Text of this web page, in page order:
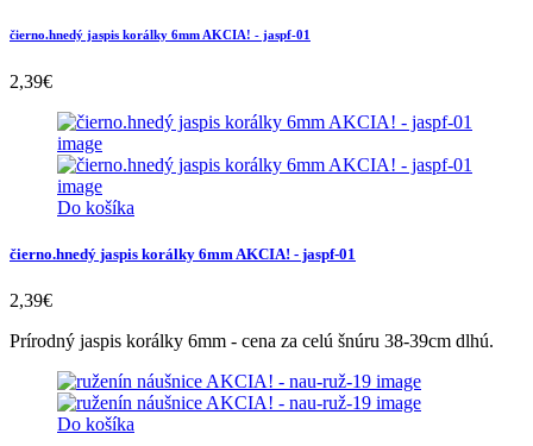
čierno.hnedý jaspis korálky 6mm AKCIA! - jaspf-01
2,39€
Do košíka
čierno.hnedý jaspis korálky 6mm AKCIA! - jaspf-01
2,39€
Prírodný jaspis korálky 6mm - cena za celú šnúru 38-39cm dlhú.
Do košíka